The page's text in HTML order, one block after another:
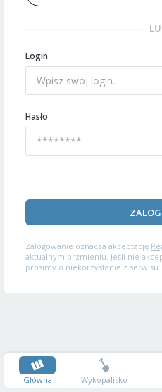
Login
Hasło
Zalogowanie oznacza akceptację
aktualnym brzmieniu. Jeśli nie
prosimy o niekorzystanie z serwisu.
Główna Wykopalisko